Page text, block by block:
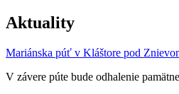
Aktuality
Mariánska púť v Kláštore pod
V závere púte bude odhalenie